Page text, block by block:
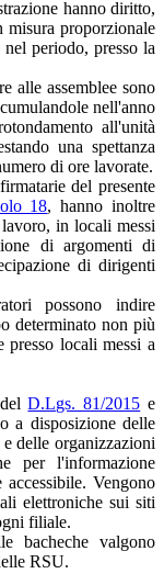
hanno diritto,
misura proporzionale
periodo, presso la
alle assemblee sono
nell'anno
all'unità
una spettanza
di ore lavorate.
del presente
18, hanno inoltre
in locali messi
di argomenti di
di dirigenti
possono indire
determinato non più
locali messi a
delD.Lgs. 81/2015 e
a disposizione delle
delle organizzazioni
per l'informazione
Vengono
elettroniche sui siti
filiale.
bacheche valgono
RSU.